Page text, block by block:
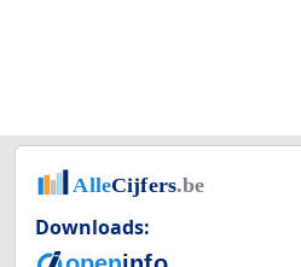
Downloads: